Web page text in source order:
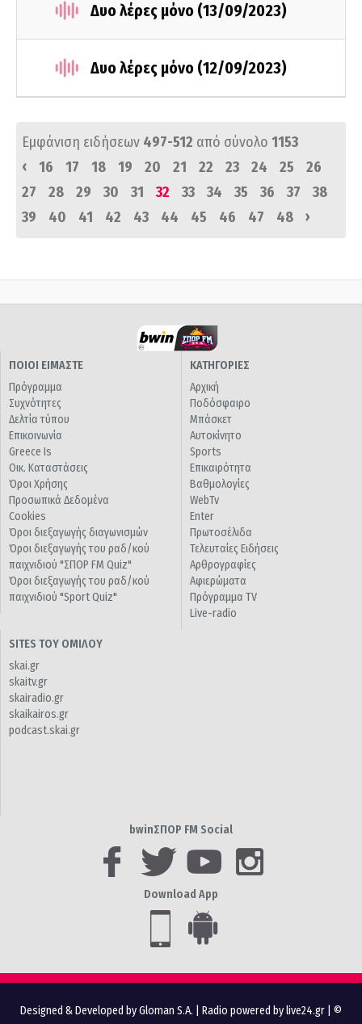
Δυο λέρες μόνο (13/09/2023)
Δυο λέρες μόνο (12/09/2023)
Εμφάνιση ειδήσεων 497-512 από σύνολο 1153
‹
16 17 18 19 20 21 22 23 24 25
26
27
28 29 30 31 32 33 34 35 36 37
38
39
40 41 42 43 44 45 46 47 48 ›
ΠΟΙΟΙ ΕΙΜΑΣΤΕ
Πρόγραμμα
Συχνότητες
Δελτία τύπου
Επικοινωνία
Greece Is
Οικ. Καταστάσεις
Όροι Χρήσης
Προσωπικά Δεδομένα
Cookies
Όροι διεξαγωγής διαγωνισμών
Όροι διεξαγωγής του ραδ/κού
παιχνιδιού "ΣΠΟΡ FM Quiz"
Όροι διεξαγωγής του ραδ/κού
παιχνιδιού "Sport Quiz"
ΚΑΤΗΓΟΡΙΕΣ
Αρχική
Ποδόσφαιρο
Μπάσκετ
Αυτοκίνητο
Sports
Επικαιρότητα
Βαθμολογίες
WebTv
Enter
Πρωτοσέλιδα
Τελευταίες Ειδήσεις
Αρθρογραφίες
Αφιερώματα
Πρόγραμμα TV
Live-radio
SITES ΤΟΥ ΟΜΙΛΟΥ
skai.gr
skaitv.gr
skairadio.gr
skaikairos.gr
podcast.skai.gr
bwinΣΠΟΡ FM Social
Download App
Designed & Developed by Gloman S.A. Radio powered by live24.gr | ©